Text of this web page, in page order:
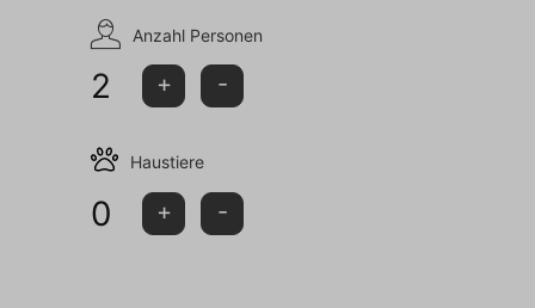
Anzahl Personen
2 + -
Haustiere
0 + -